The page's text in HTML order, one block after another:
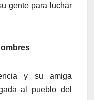
gente para luchar
y su amiga
al pueblo del